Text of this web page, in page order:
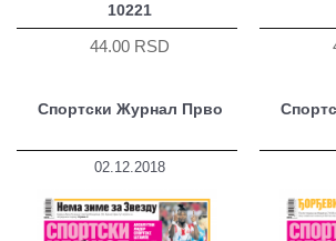
10221
44.00 RSD
Спортски Журнал Прво
02.12.2018